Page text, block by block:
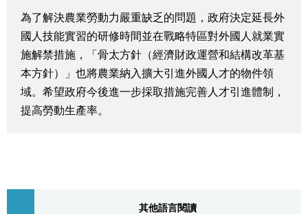
臺灣香港
更多
人物訪談
政治外交
為了解決農業勞動力嚴重缺乏的問題，政府決定延長外
國人技能實習的研修時間並在戰略特區對外國人就業實
施解禁措施，「骨太方針（經濟財政運營和結構改革基
本方針）」也將農業納入擴大引進外國人才的物件領
域。希望政府今後進一步採取措施完善人才引進體制，
提高勞動生產率。
其他語言閱讀